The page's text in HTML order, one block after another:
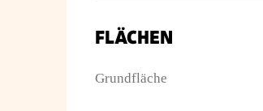
FLÄCHEN
Grundfläche